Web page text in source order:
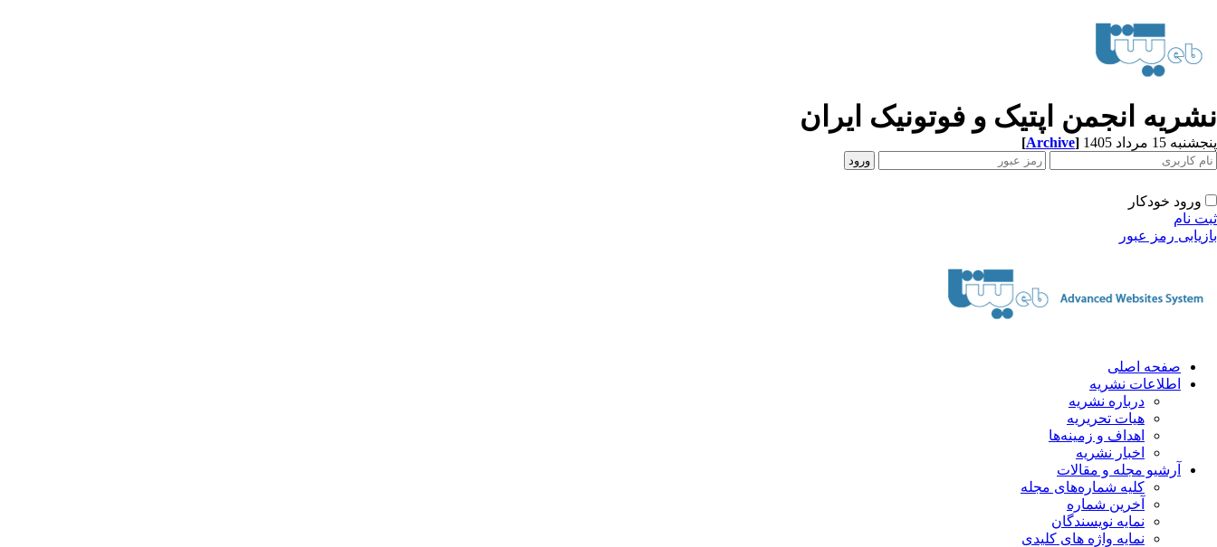
نشریه انجمن اپتیک و فوتونیک ایران
پنجشنبه 15 مرداد 1405 [Archive]
ورود خودکار
ثبت نام
بازیابی رمز عبور
صفحه اصلی
اطلاعات نشریه
درباره نشریه
هیات تحریریه
اهداف و زمینه‌ها
اخبار نشریه
آرشیو مجله و مقالات
کلیه شماره‌های مجله
آخرین شماره
نمایه نویسندگان
نمایه واژه های کلیدی